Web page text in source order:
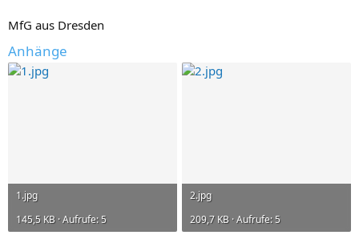
MfG aus Dresden
Anhänge
1.jpg
145,5 KB · Aufrufe: 5
2.jpg
209,7 KB · Aufrufe: 5